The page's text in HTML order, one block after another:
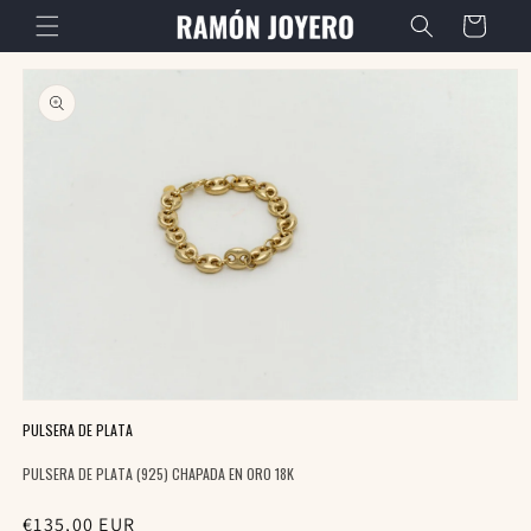
IR
DIRECTAMENTE
AL CONTENIDO
CARRITO
IR
DIRECTAMENTE
INFORMACIÓN
DEL
PRODUCTO
elemento
multimedia
en
PULSERA DE PLATA
PULSERA DE PLATA (925) CHAPADA EN ORO 18K
Precio
€135,00 EUR